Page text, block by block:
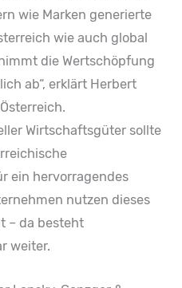
wie Marken generierte
wie auch global
die Wertschöpfung
ab“, erklärt Herbert
Wirtschaftsgüter sollte
ein hervorragendes
nutzen dieses
– da besteht
weiter.